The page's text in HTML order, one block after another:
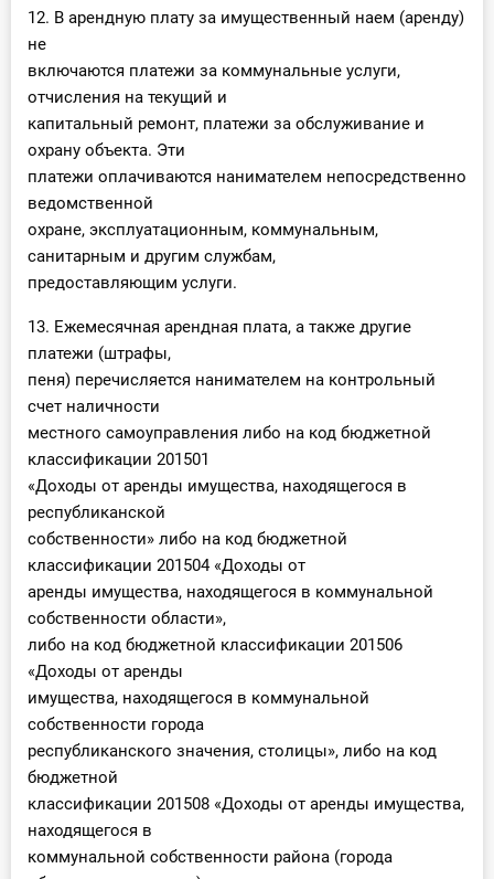
12. В арендную плату за имущественный наем (аренду)
не
включаются платежи за коммунальные услуги,
отчисления на текущий и
капитальный ремонт, платежи за обслуживание и
охрану объекта. Эти
платежи оплачиваются нанимателем непосредственно
ведомственной
охране, эксплуатационным, коммунальным,
санитарным и другим службам,
предоставляющим услуги.
13. Ежемесячная арендная плата, а также другие
платежи (штрафы,
пеня) перечисляется нанимателем на контрольный
счет наличности
местного самоуправления либо на код бюджетной
классификации 201501
«Доходы от аренды имущества, находящегося в
республиканской
собственности» либо на код бюджетной
классификации 201504 «Доходы от
аренды имущества, находящегося в коммунальной
собственности области»,
либо на код бюджетной классификации 201506
«Доходы от аренды
имущества, находящегося в коммунальной
собственности города
республиканского значения, столицы», либо на код
бюджетной
классификации 201508 «Доходы от аренды имущества,
находящегося в
коммунальной собственности района (города